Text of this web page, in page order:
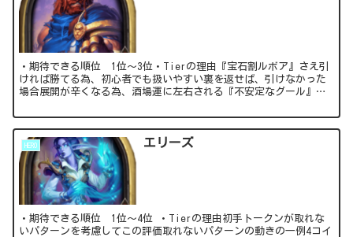
・期待できる順位 1位～3位・Tierの理由『宝石割ルボア』さえ引
ければ勝てる為、初心者でも扱いやすい裏を返せば、引けなかった
場合展開が辛くなる為、酒場運に左右される『不安定なグール』が
HERO エリーズ
・期待できる順位 1位～4位 ・Tierの理由初手トークンが取れな
いパターンを考慮してこの評価取れないパターンの動きの一例4コイ